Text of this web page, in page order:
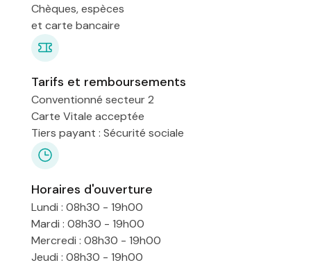
Chèques, espèces
et carte bancaire
Tarifs et remboursements
Conventionné secteur 2
Carte Vitale acceptée
Tiers payant : Sécurité sociale
Horaires d'ouverture
Lundi : 08h30 - 19h00
Mardi : 08h30 - 19h00
Mercredi : 08h30 - 19h00
Jeudi : 08h30 - 19h00